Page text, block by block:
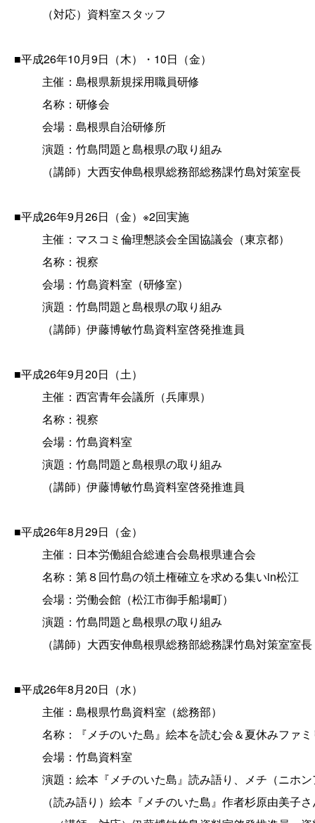
（対応）資料室スタッフ
■平成26年10月9日（木）・10日（金）
主催：島根県新規採用職員研修
名称：研修会
会場：島根県自治研修所
演題：竹島問題と島根県の取り組み
（講師）大西安伸島根県総務部総務課竹島対策室長
■平成26年9月26日（金）※2回実施
主催：マスコミ倫理懇談会全国協議会（東京都）
名称：視察
会場：竹島資料室（研修室）
演題：竹島問題と島根県の取り組み
（講師）伊藤博敏竹島資料室啓発推進員
■平成26年9月20日（土）
主催：西宮青年会議所（兵庫県）
名称：視察
会場：竹島資料室
演題：竹島問題と島根県の取り組み
（講師）伊藤博敏竹島資料室啓発推進員
■平成26年8月29日（金）
主催：日本労働組合総連合会島根県連合会
名称：第８回竹島の領土権確立を求める集いin松江
会場：労働会館（松江市御手船場町）
演題：竹島問題と島根県の取り組み
（講師）大西安伸島根県総務部総務課竹島対策室室長
■平成26年8月20日（水）
主催：島根県竹島資料室（総務部）
名称：『メチのいた島』絵本を読む会＆夏休みファ
会場：竹島資料室
演題：絵本『メチのいた島』読み語り、メチ（ニホ
（読み語り）絵本『メチのいた島』作者杉原由美子